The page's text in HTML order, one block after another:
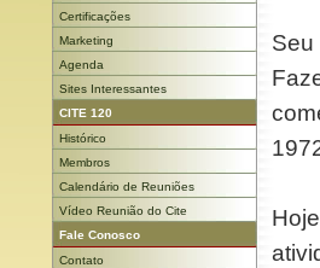
Certificações
Marketing
Agenda
Sites Interessantes
CITE 120
Histórico
Membros
Calendário de Reuniões
Vídeo Reunião do Cite
Fale Conosco
Contato